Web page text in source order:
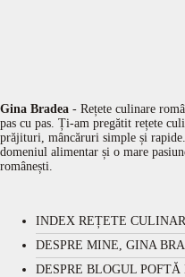
Gina Bradea - Rețete culinare
pas cu pas. Ți-am pregătit rețete
prăjituri, mâncăruri simple și
domeniul alimentar și o mare
românești.
INDEX REȚETE
DESPRE MINE, GINA
DESPRE BLOGUL POFTĂ